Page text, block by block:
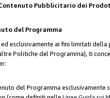
Pubblicitario dei
del Programma
ed esclusivamente ai fini limitati
Politiche del Programma), ti
del Programma esclusivamente